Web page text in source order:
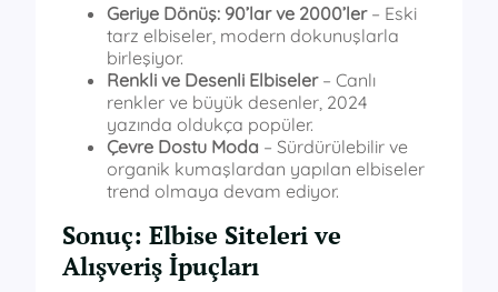
Geriye Dönüş: 90’lar ve 2000’ler– Eski
tarz elbiseler, modern dokunuşlarla
birleşiyor.
Renkli ve Desenli Elbiseler– Canlı
renkler ve büyük desenler, 2024
yazında oldukça popüler.
Çevre Dostu Moda – Sürdürülebilir ve
organik kumaşlardan yapılan elbiseler
trend olmaya devam ediyor.
Sonuç: Elbise Siteleri ve
Alışveriş İpuçları